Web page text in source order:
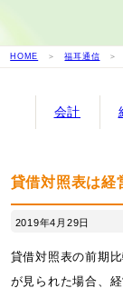
HOME ＞福耳通信 ＞
会計
貸借対照表は経
2019年4月29日
貸借対照表の前期
が見られた場合、